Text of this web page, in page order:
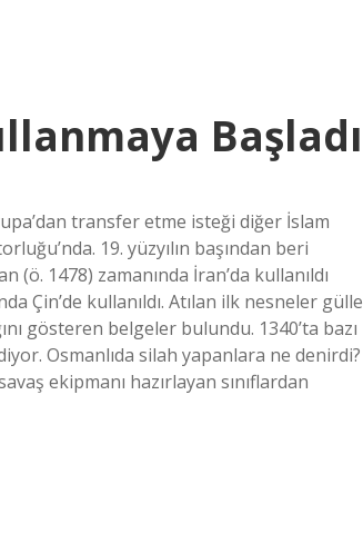
Başladı
transfer etme isteği diğer İslam
19. yüzyılın başından beri
1478) zamanında İran’da kullanıldı
Çin’de kullanıldı. Atılan ilk nesneler gülle
gösteren belgeler bulundu. 1340’ta bazı
Osmanlıda silah yapanlara ne denirdi?
ekipmanı hazırlayan sınıflardan